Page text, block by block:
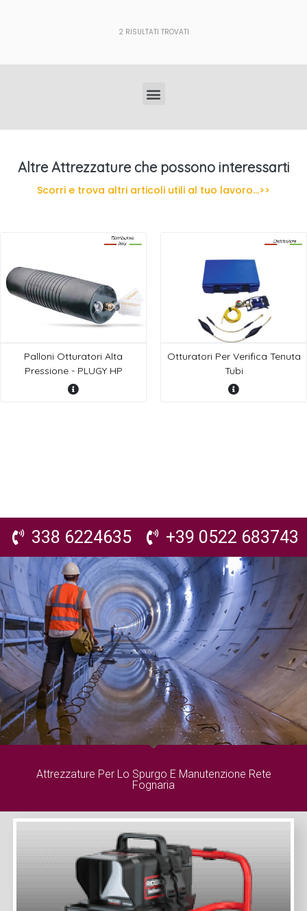
2 RISULTATI TROVATI
Altre Attrezzature che possono interessarti
Scorri e trova altri articoli utili al tuo lavoro...>>
Palloni Otturatori Alta
Pressione - PLUGY HP
Otturatori Per Verifica Tenuta
Tubi
338 6224635 +39 0522 683743
Attrezzature Per Lo Spurgo E Manutenzione Rete
Fognaria